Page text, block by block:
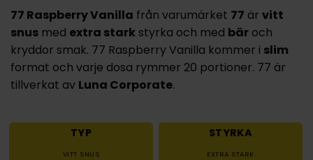
77 Raspberry Vanilla från varumärket 77 är vitt
snus med extra stark styrka och med bär och
kryddor smak. 77 Raspberry Vanilla kommer i slim
format och varje dosa rymmer 20 portioner. 77 är
tillverkat av Luna Corporate.
TYP
VITT SNUS
STYRKA
EXTRA STARK